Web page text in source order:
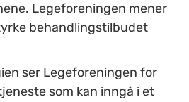
Legeforeningen mener
behandlingstilbudet
ser Legeforeningen for
som kan inngå i et